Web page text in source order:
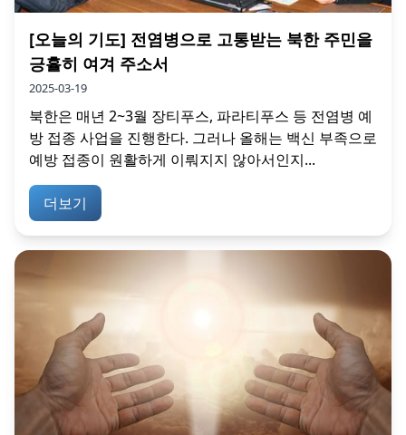
[오늘의 기도] 전염병으로 고통받는 북한 주민을
긍휼히 여겨 주소서
2025-03-19
북한은 매년 2~3월 장티푸스, 파라티푸스 등 전염병 예
방 접종 사업을 진행한다. 그러나 올해는 백신 부족으로
예방 접종이 원활하게 이뤄지지 않아서인지...
더보기